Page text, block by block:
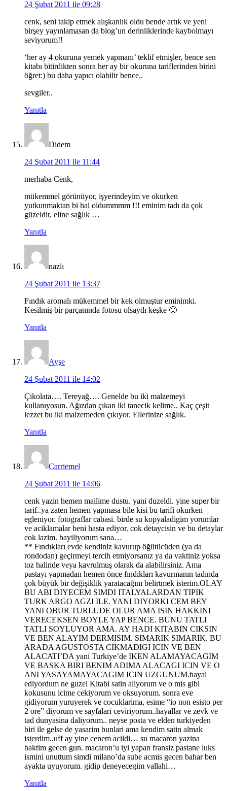
24 Şubat 2011 ile 09:28
cenk, seni takip etmek alışkanlık oldu bende artık ve yeni
birşey yayınlamasan da blog’un derinliklerinde kaybolmayı
seviyorum!!
‘her ay 4 okuruna yemek yapmanı’ teklif etmişler, bence sen
kitabı bitirdikten sonra her ay bir okuruna tariflerinden birini
öğret:) bu daha yapıcı olabilir bence..
sevgiler..
Yanıtla
Didem
24 Şubat 2011 ile 11:44
merhaba Cenk,
mükemmel görünüyor, işyerindeyim ve okurken
yutkunmaktan bi hal oldummmm !!! eminim tadı da çok
güzeldir, eline sağlık …
Yanıtla
nazlı
24 Şubat 2011 ile 13:37
Fındık aromalı mükemmel bir kek olmuştur eminimki.
Kesilmiş bir parçanında fotosu olsaydı keşke 🙂
Yanıtla
Ayşe
24 Şubat 2011 ile 14:02
Çikolata…. Tereyağ…. Genelde bu iki malzemeyi
kullanıyosun. Ağızdan çıkan iki tanecik kelime.. Kaç çeşit
lezzet bu iki malzemeden çıkıyor. Ellerinize sağlık.
Yanıtla
Carriemel
24 Şubat 2011 ile 14:06
cenk yazin hemen mailime dustu. yani duzeldi. yine super bir
tarif..ya zaten hemen yapmasa bile kisi bu tarifi okurken
egleniyor. fotograflar cabasi. birde su kopyaladigim yorumlar
ve aciklamalar beni hasta ediyor. cok detaycisin ve bu detaylar
cok lazim. bayiliyorum sana…
** Fındıkları evde kendiniz kavurup öğütücüden (ya da
rondodan) geçirmeyi tercih etmiyorsanız ya da vaktiniz yoksa
toz halinde veya kavrulmuş olarak da alabilirsiniz. Ama
pastayı yapmadan hemen önce fındıkları kavurmanın tadında
çok büyük bir değişiklik yaratacağını belirtmek isterim.OLAY
BU ABI DIYECEM SIMDI ITALYALARDAN TIPIK
TURK ARGO AGZI ILE. YANI DIYORKI CEM BEY
YANI OBUR TURLUDE OLUR AMA ISIN HAKKINI
VERECEKSEN BOYLE YAP BENCE. BUNU TATLI
TATLI SOYLUYOR AMA. AY HADI KITABIN CIKSIN
VE BEN ALAYIM DERMISIM. SIMARIK SIMARIK. BU
ARADA AGUSTOSTA CIKMADIGI ICIN VE BEN
ALACATI’DA yani Turkiye’de IKEN ALAMAYACAGIM
VE BASKA BIRI BENIM ADIMA ALACAGI ICIN VE O
ANI YASAYAMAYACAGIM ICIN UZGUNUM.hayal
ediyordum ne guzel Kitabi satin aliyorum ve o mis gibi
kokusunu icime cekiyorum ve oksuyorum. sonra eve
gidiyorum yuruyerek ve cocuklarima, esime “io non esisto per
2 ore” diyorum ve sayfalari ceviriyorum..hayallar ve zevk ve
tad dunyasina daliyorum.. neyse posta ve elden turkiyeden
biri ile gelse de yasarim bunlari ama kendim satin almak
isterdim..uff ay yine cenem acildi… su macaron yazina
baktim gecen gun. macaron’u iyi yapan fransiz pastane luks
ismini unuttum simdi milano’da sube acmis gecen bahar ben
ayakta uyuyorum. gidip deneyecegim vallahi…
Yanıtla